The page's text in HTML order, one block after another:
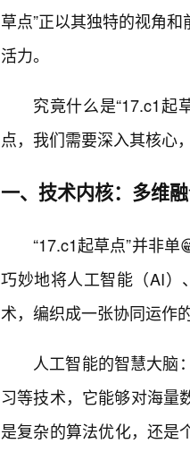
草点”正以其独特的视角
活力。
究竟什么是“17.c1起
点，我们需要深入其核心
一、技术内核：多维
“17.c1起草点”并非
巧妙地将人工智能（AI）
术，编织成一张协同运作
人工智能的智慧大脑
习等技术，它能够对海量
是复杂的算法优化，还是